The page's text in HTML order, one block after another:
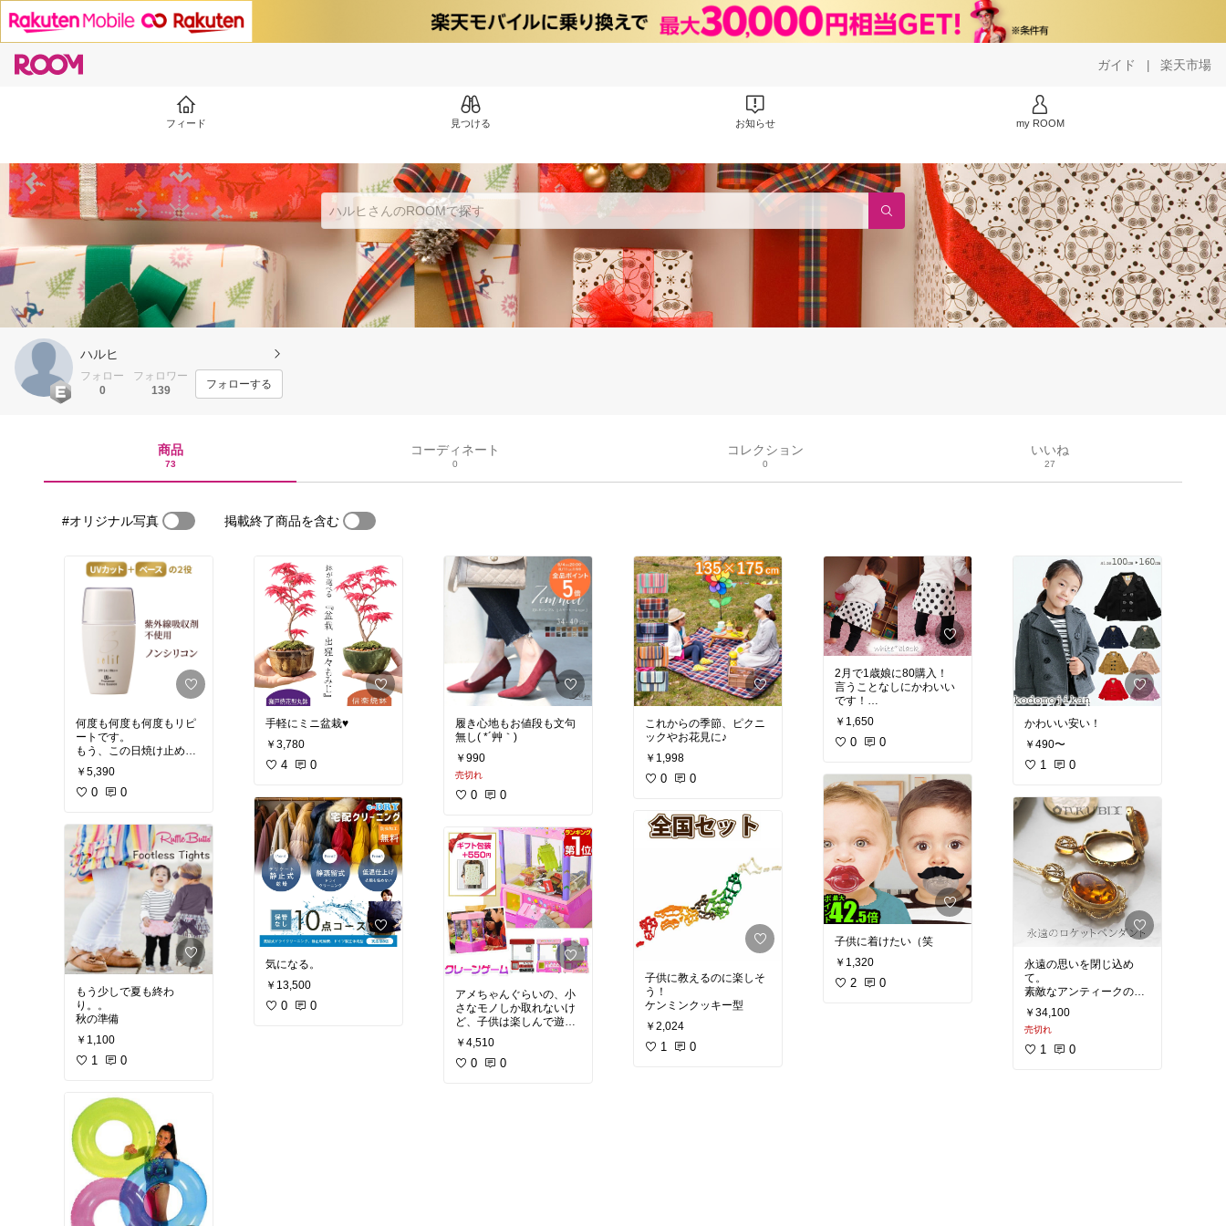
ガイド | 楽天市場
フィード 見つける お知らせ my ROOM
ハルヒ
フォロー
0
フォロワー
139
フォローする
商品
73
コーディネート
0
コレクション
0
いいね
27
#オリジナル写真 掲載終了商品を含む
何度も何度も何度もリピ
ートです。
もう、この日焼け止めが
無いと生活出来ないぐら
い
毎日使っています。
￥5,390
0 0
もう少しで夏も終わ
り。。
秋の準備︎
￥1,100
1 0
手軽にミニ盆栽♥️
￥3,780
4 0
気になる。
￥13,500
0 0
履き心地もお値段も文句
無し( *´艸｀)
￥990
売切れ
0 0
アメちゃんぐらいの、小
さなモノしか取れないけ
ど、子供は楽しんで遊ん
でいます(o^^o)
￥4,510
0 0
これからの季節、ピクニ
ックやお花見に♪
￥1,998
0 0
子供に教えるのに楽しそ
う！
ケンミンクッキー型
￥2,024
1 0
2月で1歳娘に80購入！
言うことなしにかわいい
です！
スパッツとスカートはく
っついています
早くあきにならないかな
￥1,650
0 0
子供に着けたい（笑
￥1,320
2 0
かわいい︎安い！
￥490〜
1 0
永遠の思いを閉じ込め
て。
素敵なアンティークのロ
￥34,100
売切れ
1 0